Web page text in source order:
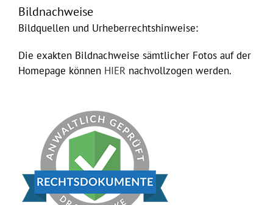
Bildnachweise
Bildquellen und Urheberrechtshinweise:
Die exakten Bildnachweise sämtlicher Fotos auf der
Homepage können HIER nachvollzogen werden.